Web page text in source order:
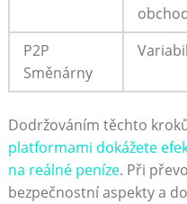
P2P
Směnárny
Dodržováním těchto
platformami dokážete
na reálné peníze. Při
bezpečnostní aspekty a